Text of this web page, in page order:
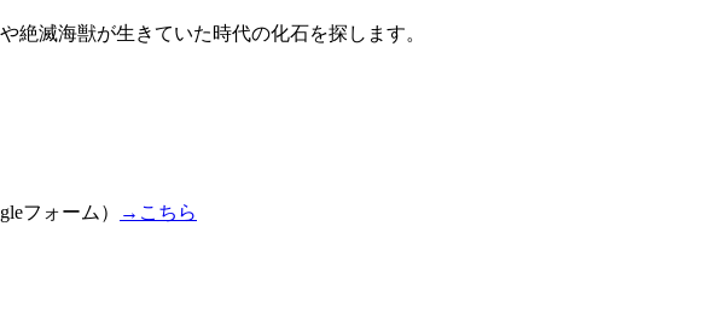
絶滅海獣が生きていた時代の化石を探します。
フォーム） →こちら